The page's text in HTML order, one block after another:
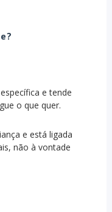
e tende
o que quer.
e está ligada
não à vontade